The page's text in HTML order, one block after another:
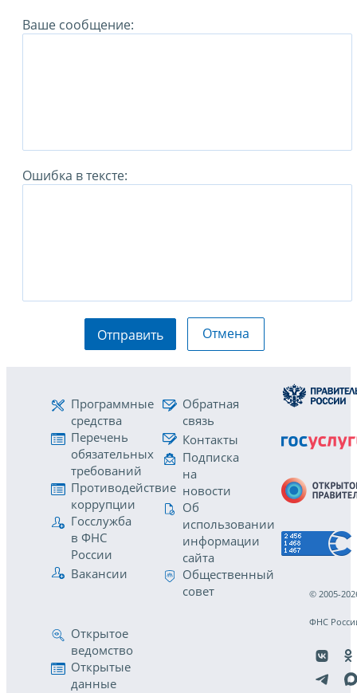
Ваше сообщение:
Ошибка в тексте:
Отправить Отмена
Программные
средства
Перечень
обязательных
требований
Противодействие
коррупции
Госслужба
в ФНС
России
Вакансии
Обратная
связь
Контакты
Подписка
на
новости
Об
использовании
информации
сайта
Общественный
совет
Открытое
ведомство
Открытые
данные
© 2005-
ФНС